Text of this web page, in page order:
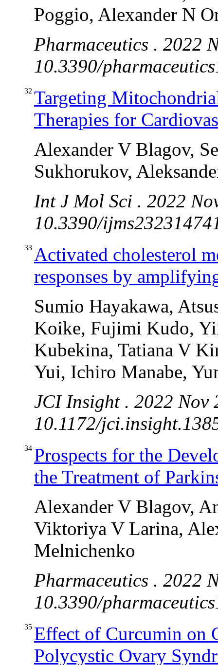
Poggio, Alexander N
Pharmaceutics . 2022
10.3390/
32 Targeting
Therapies for
Alexander V Blagov,
Sukhorukov,
Int J Mol Sci . 2022
10.3390/
33 Activated cholesterol
responses by
Sumio Hayakawa,
Koike, Fujimi Kudo,
Kubekina, Tatiana V
Yui, Ichiro Manabe,
JCI Insight . 2022
10.1172/
34 Prospects for the
the Treatment of
Alexander V Blagov,
Viktoriya V Larina,
Melnichenko
Pharmaceutics . 2022
10.3390/
35 Effect of Curcumin on
Polycystic Ovary